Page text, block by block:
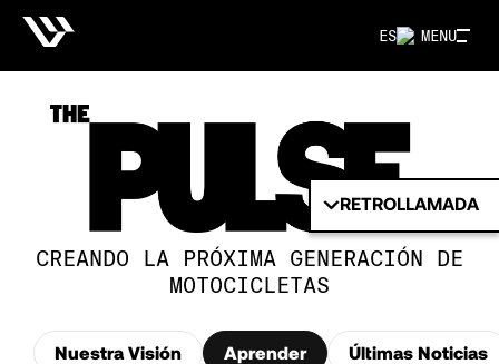
MENU
ES
RETROLLAMADA
CREANDO LA PRÓXIMA GENERACIÓN DE
MOTOCICLETAS
Nuestra Visión Aprender Últimas Noticias